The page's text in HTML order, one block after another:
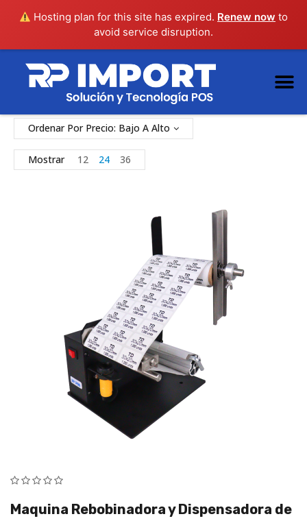
Hosting plan for this site has expired. Renew now to
avoid service disruption.
Ordenar Por Precio: Bajo A Alto
Mostrar 12 24 36
Maquina Rebobinadora y Dispensadora de